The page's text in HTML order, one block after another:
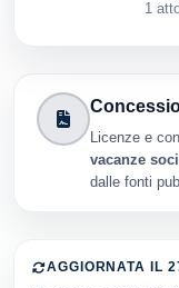
1
Licenze e
vacanze
dalle fonti
AGGIORNATA IL